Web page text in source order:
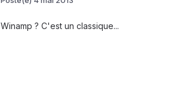
Winamp ? C'est un classique...